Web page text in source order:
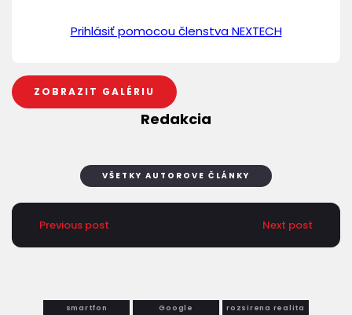
Prihlásiť pomocou členstva NEXTECH
ZOBRAZIT GALÉRIU
Redakcia
VŠETKY AUTOROVE ČLÁNKY
Previous post Next post
smartfon Google rozsirena realita